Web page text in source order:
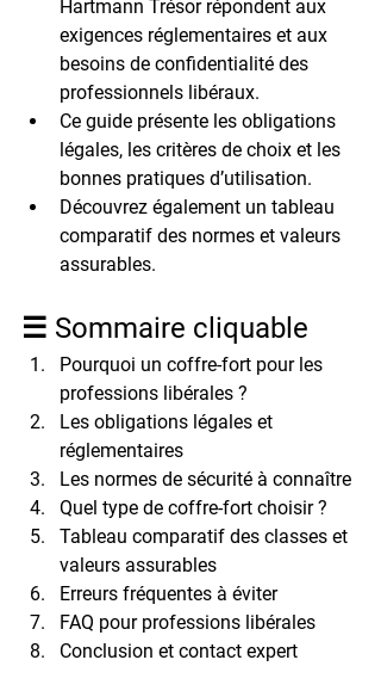
Hartmann Trésor répondent aux
exigences réglementaires et aux
besoins de confidentialité des
professionnels libéraux.
Ce guide présente les obligations
légales, les critères de choix et les
bonnes pratiques d’utilisation.
Découvrez également un tableau
comparatif des normes et valeurs
assurables.
☰ Sommaire cliquable
Pourquoi un coffre-fort pour les
professions libérales ?
Les obligations légales et
réglementaires
Les normes de sécurité à connaître
Quel type de coffre-fort choisir ?
Tableau comparatif des classes et
valeurs assurables
Erreurs fréquentes à éviter
FAQ pour professions libérales
Conclusion et contact expert